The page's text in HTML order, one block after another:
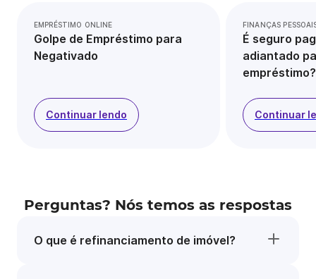
EMPRÉSTIMO ONLINE
Golpe de Empréstimo para
Negativado
Continuar lendo
FINANÇAS
É seguro
adiantado
empréstimo?
Continuar
Perguntas? Nós temos as respostas
O que é refinanciamento de imóvel?